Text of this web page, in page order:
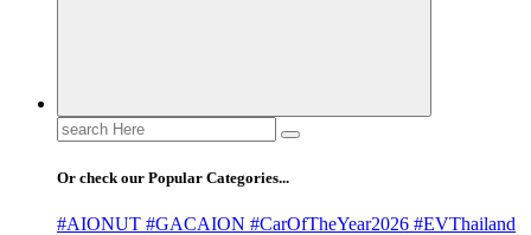
Search
for:
Or check our Popular Categories...
#AIONUT #GACAION #CarOfTheYear2026 #EVThailand